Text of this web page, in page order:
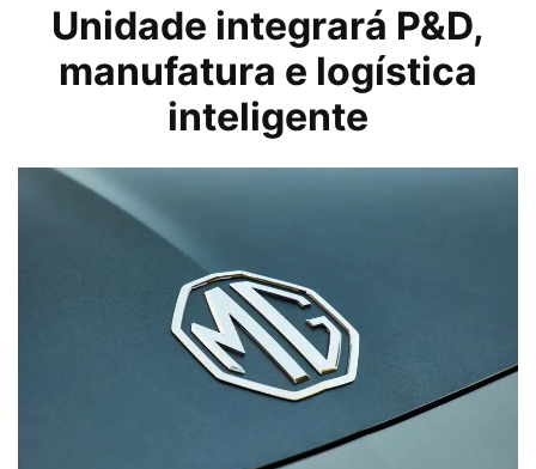
Unidade integrará P&D,
manufatura e logística
inteligente